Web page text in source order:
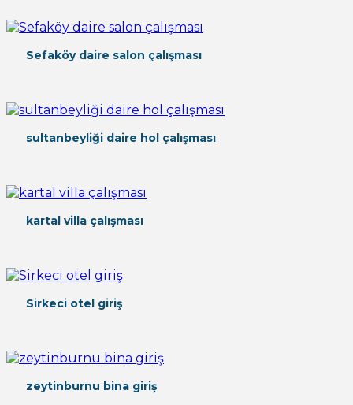
Sefaköy daire salon çalışması
sultanbeyliği daire hol çalışması
kartal villa çalışması
Sirkeci otel giriş
zeytinburnu bina giriş